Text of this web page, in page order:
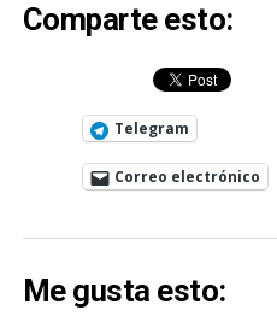
Comparte esto:
Telegram
Correo electrónico
Me gusta esto: